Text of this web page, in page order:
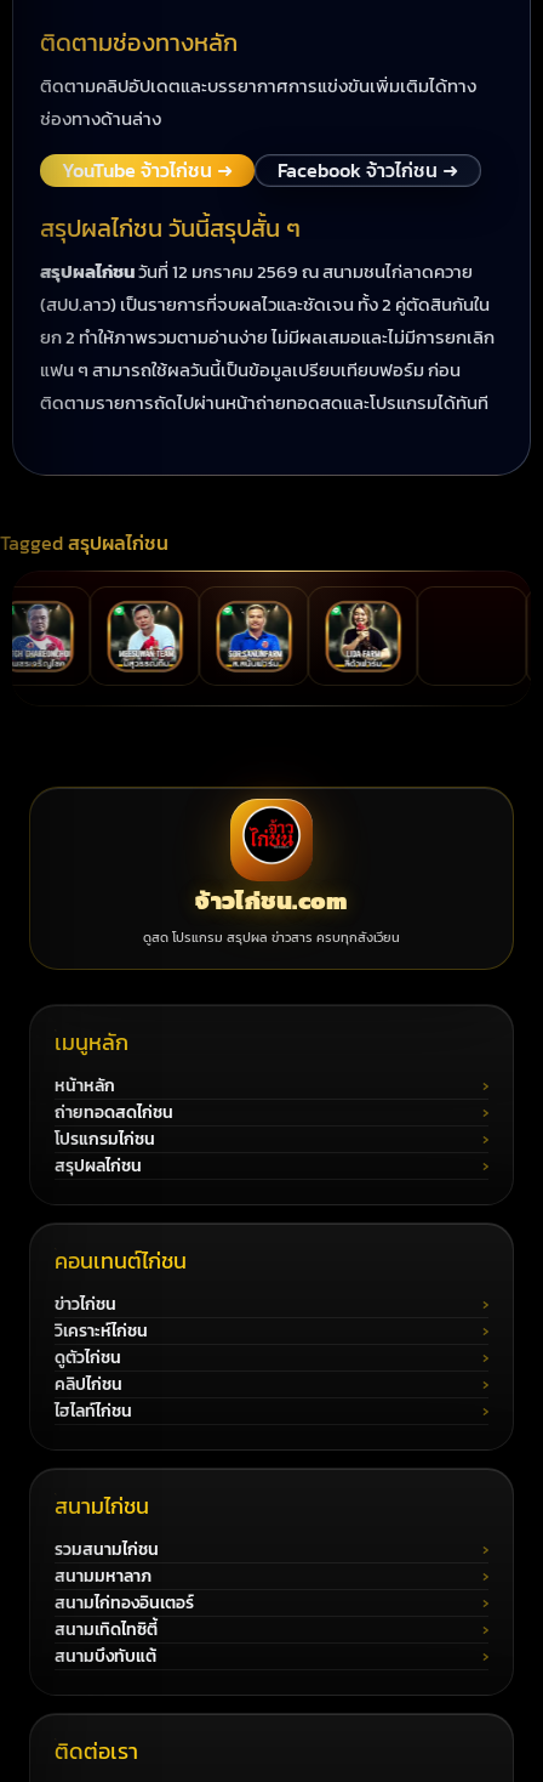
ติดตามช่องทางหลัก
ติดตามคลิปอัปเดตและบรรยากาศการแข่งขันเพิ่มเติมได้ทาง
ช่องทางด้านล่าง
YouTube จ้าวไก่ชน ➜ Facebook จ้าวไก่ชน ➜
สรุปผลไก่ชน วันนี้สรุปสั้น ๆ
สรุปผลไก่ชนวันที่ 12 มกราคม 2569 ณ สนามชนไก่ลาดควาย
(สปป.ลาว) เป็นรายการที่จบผลไวและชัดเจน ทั้ง 2 คู่ตัดสินกันใน
ยก 2 ทำให้ภาพรวมตามอ่านง่าย ไม่มีผลเสมอและไม่มีการยกเลิก
แฟน ๆ สามารถใช้ผลวันนี้เป็นข้อมูลเปรียบเทียบฟอร์ม ก่อน
ติดตามรายการถัดไปผ่านหน้าถ่ายทอดสดและโปรแกรมได้ทันที
Taggedสรุปผลไก่ชน
จ้าวไก่ชน.com
ดูสด โปรแกรม สรุปผล ข่าวสาร ครบทุกสังเวียน
เมนูหลัก
หน้าหลัก
ถ่ายทอดสดไก่ชน
โปรแกรมไก่ชน
สรุปผลไก่ชน
คอนเทนต์ไก่ชน
ข่าวไก่ชน
วิเคราะห์ไก่ชน
ดูตัวไก่ชน
คลิปไก่ชน
ไฮไลท์ไก่ชน
สนามไก่ชน
รวมสนามไก่ชน
สนามมหาลาภ
สนามไก่ทองอินเตอร์
สนามเทิดไทซิตี้
สนามบึงทับแต้
ติดต่อเรา